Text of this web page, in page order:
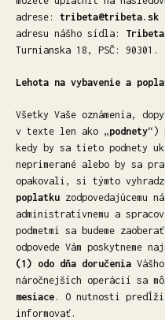
adrese: tribeta@tribeta.sk
adresu nášho sídla:
Turnianska 18, PSČ: 90301.
Lehota na vybavenie a
Všetky Vaše oznámenia,
v texte len ako „podnety“)
kedy by sa tieto podnety
neprimerané alebo by sa
opakovali, si týmto
poplatku zodpovedajúcemu
administratívnemu a
podmetmi sa budeme
odpovede Vám poskytneme
(1) odo dňa doručenia
náročnejších operácií sa
mesiace . O nutnosti predĺžiť
informovať.